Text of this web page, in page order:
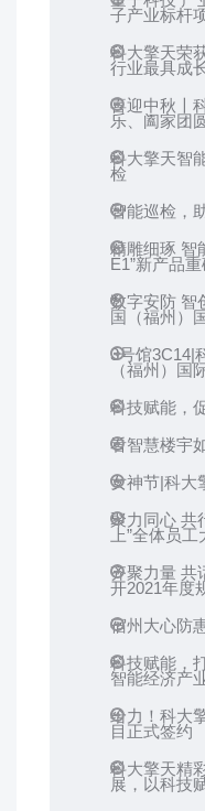
子产业标杆
科大擎天荣
行业最具成
喜迎中秋〡
乐、阖家团
科大擎天智
检
智能巡检，
精雕细琢 智
E1”新产品
数字安防 智
国（福州）
3号馆3C14|
（福州）国
科技赋能，
看智慧楼宇
女神节|科大
聚力同心 共
上”全体员
齐聚力量 共
开2021年度
宿州大心防
科技赋能，
智能经济产
给力！科大
目正式签约
科大擎天精
展，以科技